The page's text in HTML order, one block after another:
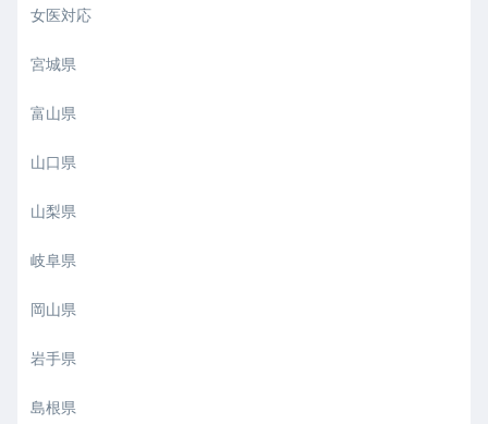
女医対応
宮城県
富山県
山口県
山梨県
岐阜県
岡山県
岩手県
島根県